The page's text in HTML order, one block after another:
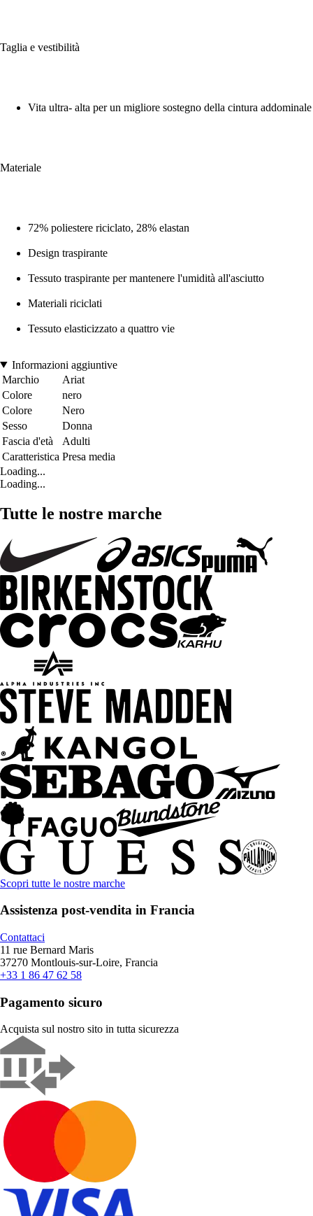
Taglia e vestibilità
Vita ultra- alta per un migliore sostegno della cintura addominale
Materiale
72% poliestere riciclato, 28% elastan
Design traspirante
Tessuto traspirante per mantenere l'umidità all'asciutto
Materiali riciclati
Tessuto elasticizzato a quattro vie
Informazioni aggiuntive
Marchio
Ariat
Colore
nero
Colore
Nero
Sesso
Donna
Fascia d'età
Adulti
Caratteristica Presa media
Loading...
Loading...
Tutte le nostre marche
Scopri tutte le nostre marche
Assistenza post-vendita in Francia
Contattaci
11 rue Bernard Maris
37270 Montlouis-sur-Loire, Francia
+33 1 86 47 62 58
Pagamento sicuro
Acquista sul nostro sito in tutta sicurezza